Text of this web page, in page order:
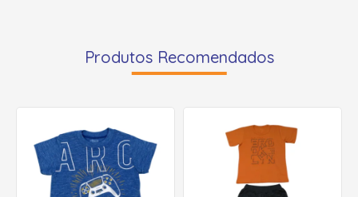
Produtos Recomendados